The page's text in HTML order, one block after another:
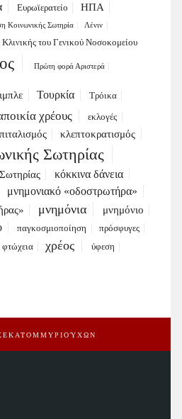
Ευρωϊερατείο
ΗΠΑ
Κοινωνικής Σωτηρία Λένιν
Κλινικής του Γενικού Νοσοκομείου
Πρώτη φορά Αριστερά
Τουρκία Τρόικα
χρέους
εκλογές
κλεπτοκρατισμός
Σωτηρίας
κόκκινα δάνεια
μνημονιακό «οδοστρωτήρα»
μνημόνια μνημόνιο
παγκοσμιοποίηση
πρόσφυγες
φτώχεια χρέος ύφεση